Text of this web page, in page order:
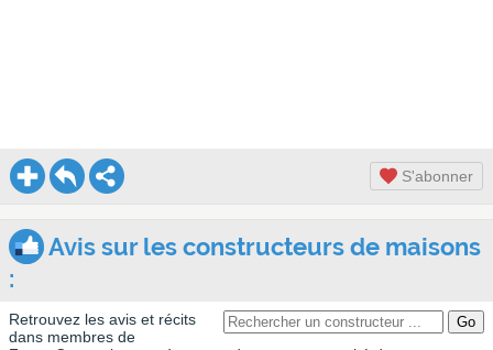
S'abonner
Avis sur les constructeurs de maisons
:
Retrouvez les avis et récits
dans membres de